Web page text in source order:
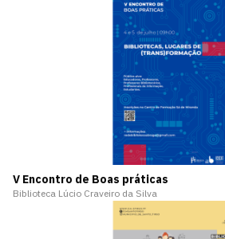
V Encontro de Boas práticas
Biblioteca Lúcio Craveiro da Silva